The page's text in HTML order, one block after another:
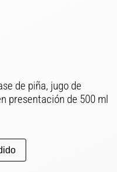
de piña, jugo de
presentación de 500 ml